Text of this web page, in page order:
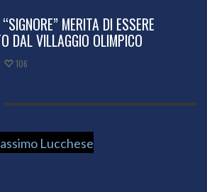
MERITA DI ESSERE
DAL VILLAGGIO OLIMPICO
106